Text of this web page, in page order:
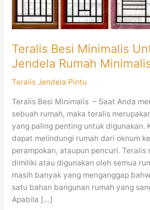
Teralis Besi Minimalis
Jendela Rumah
Teralis Jendela Pintu
Teralis Besi Minimalis – Saat Anda
sebuah rumah, maka teralis
yang paling penting untuk digunakan.
dapat melindungi rumah dari oknum
perampokan, ataupun pencuri. Teralis
dimiliki atau digunakan oleh semua
masih banyak yang menganggap
satu bahan bangunan rumah yang
Apabila […]